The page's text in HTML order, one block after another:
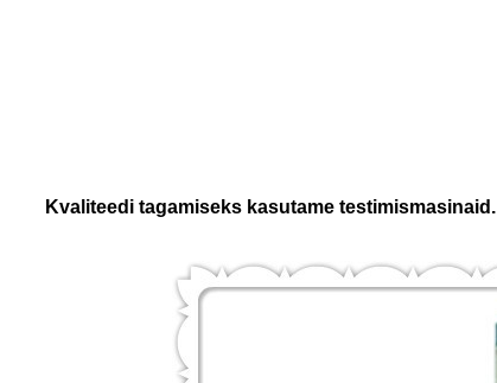
Kvaliteedi tagamiseks kasutame testimismasinaid.